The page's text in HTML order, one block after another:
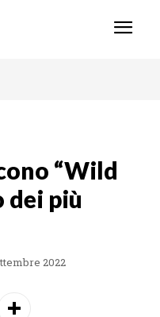
“Wild
dei più
2022